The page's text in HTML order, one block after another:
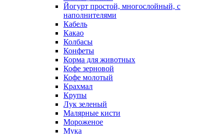
Йогурт простой, многослойный, с
наполнителями
Кабель
Какао
Колбасы
Конфеты
Корма для животных
Кофе зерновой
Кофе молотый
Крахмал
Крупы
Лук зеленый
Малярные кисти
Мороженое
Мука